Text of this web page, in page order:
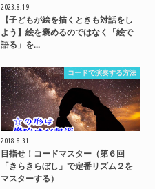
2023.8.19
【子どもが絵を描くときも対話をし
よう】絵を褒めるのではなく「絵で
語る」を…
コードで演奏する方法
2018.8.31
目指せ！コードマスター（第６回
「きらきらぼし」で定番リズム２を
マスターする）